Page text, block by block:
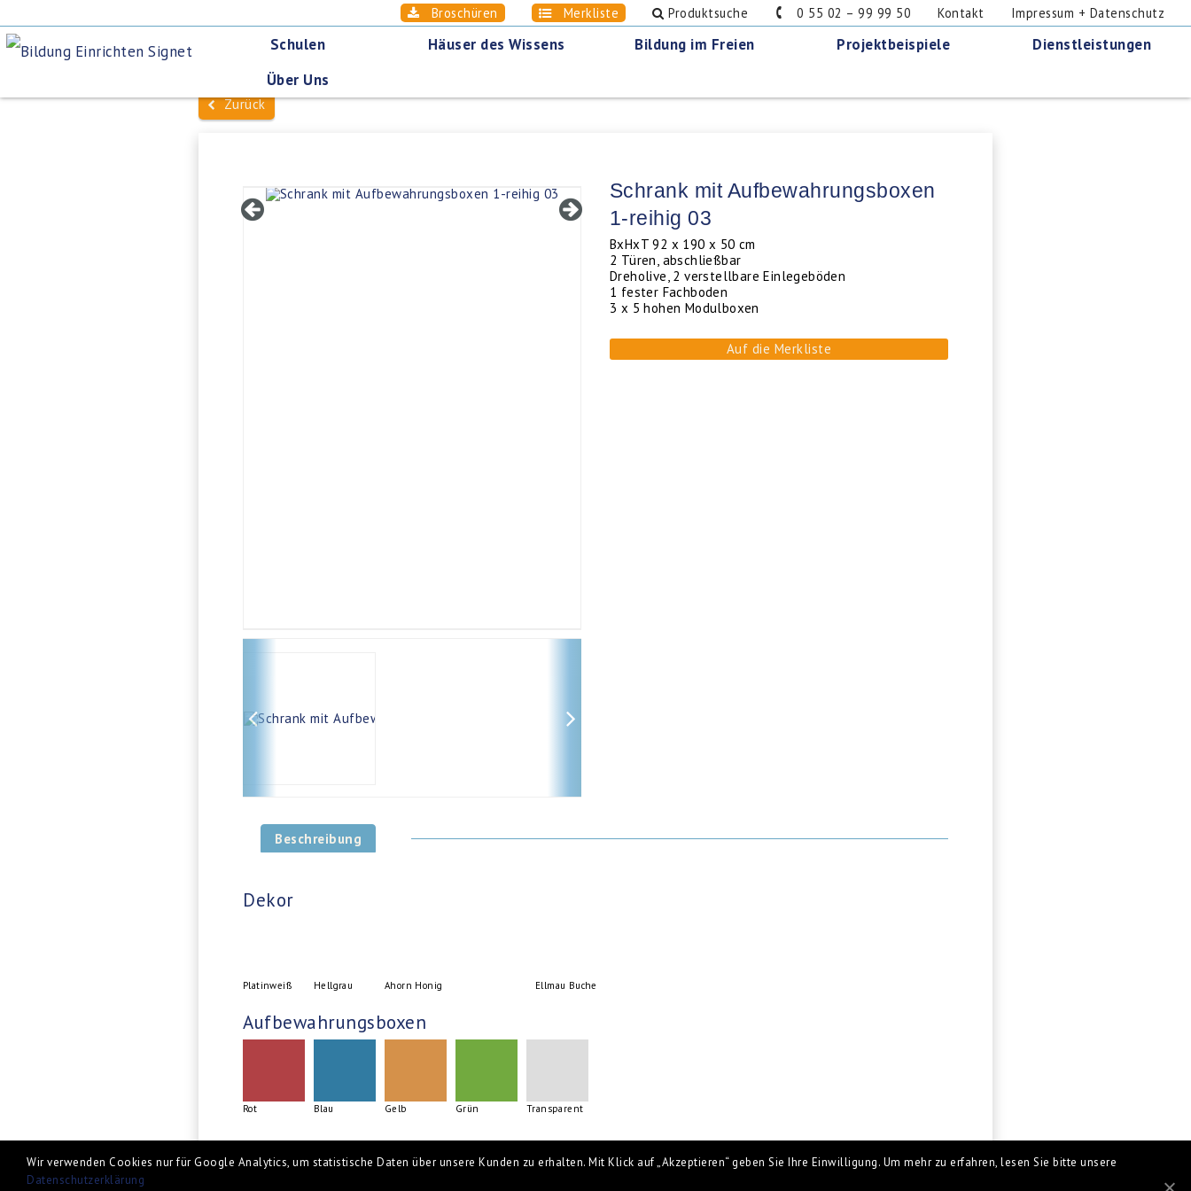
Broschüren Merkliste Produktsuche 0 55 02 – 99 99 50 Kontakt Impressum + Datenschutz
Schulen Häuser des Wissens Bildung im Freien Projektbeispiele
Dienstleistungen
Über Uns
Zurück
Schrank mit Aufbewahrungsboxen
1-reihig 03
BxHxT 92 x 190 x 50 cm
2 Türen, abschließbar
Dreholive, 2 verstellbare Einlegeböden
1 fester Fachboden
3 x 5 hohen Modulboxen
Auf die Merkliste
Beschreibung
Dekor
Platinweiß Hellgrau Ahorn Honig Ellmau Buche
Aufbewahrungsboxen
Rot Blau Gelb Grün Transparent
Wir verwenden Cookies nur für Google Analytics, um statistische Daten über unsere Kunden zu erhalten. Mit Klick auf „Akzeptieren“ geben Sie Ihre Einwilligung. Um mehr zu erfahren, lesen Sie bitte unsere
Datenschutzerklärung